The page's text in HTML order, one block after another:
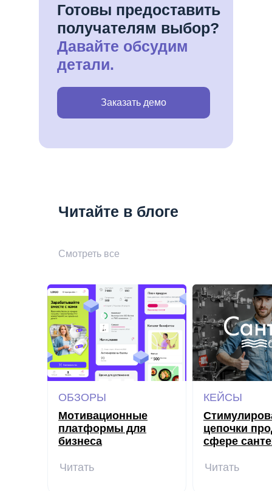
Готовы предоставить
получателям выбор?
Давайте обсудим
детали.
Заказать демо
Читайте в блоге
Смотреть все
цепочки
сфере
КЕЙСЫ
Читать
Мотивационные
платформы для
бизнеса
ОБЗОРЫ
Читать